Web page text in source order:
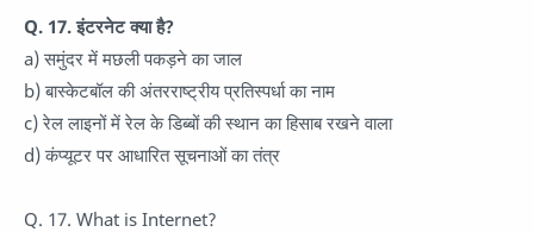
Q. 17. इंटरनेट क्या है?
a) समुंदर में मछली पकड़ने का जाल
b) बास्केटबॉल की अंतरराष्ट्रीय प्रतिस्पर्धा का नाम
c) रेल लाइनों में रेल के डिब्बों की स्थान का हिसाब रखने वाला
d) कंप्यूटर पर आधारित सूचनाओं का तंत्र
Q. 17. What is Internet?